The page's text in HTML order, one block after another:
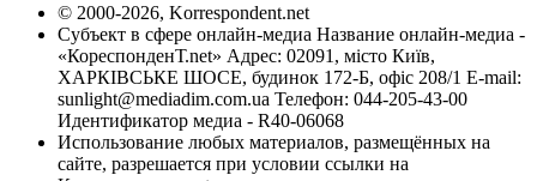
© 2000-2026, Korrespondent.net
Субъект в сфере онлайн-медиа Название онлайн-медиа -
«КореспонденТ.net» Адрес: 02091, місто Київ,
ХАРКІВСЬКЕ ШОСЕ, будинок 172-Б, офіс 208/1 E-mail:
sunlight@mediadim.com.ua Телефон: 044-205-43-00
Идентификатор медиа - R40-06068
Использование любых материалов, размещённых на
сайте, разрешается при условии ссылки на